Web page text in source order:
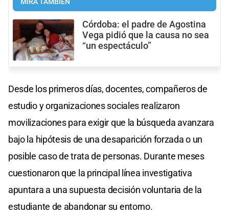
MIRÁ TAMBIÉN
Córdoba: el padre de Agostina
Vega pidió que la causa no sea
“un espectáculo”
Desde los primeros días, docentes, compañeros de
estudio y organizaciones sociales realizaron
movilizaciones para exigir que la búsqueda avanzara
bajo la hipótesis de una desaparición forzada o un
posible caso de trata de personas. Durante meses
cuestionaron que la principal línea investigativa
apuntara a una supuesta decisión voluntaria de la
estudiante de abandonar su entorno.